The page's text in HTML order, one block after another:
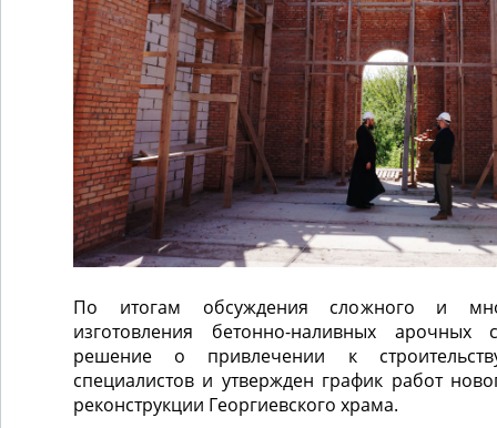
По итогам обсуждения сложного и
изготовления бетонно-наливных
решение о привлечении к
специалистов и утвержден график работ
реконструкции Георгиевского храма.